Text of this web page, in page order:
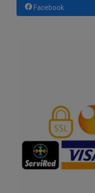
Facebook